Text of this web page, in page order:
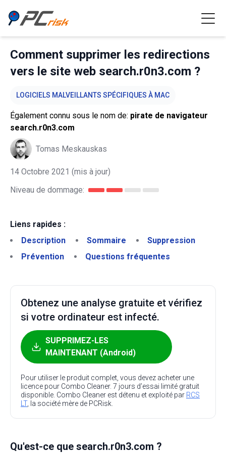
Comment supprimer les redirections
vers le site web search.r0n3.com ?
LOGICIELS MALVEILLANTS SPÉCIFIQUES À MAC
Également connu sous le nom de: pirate de navigateur
search.r0n3.com
Tomas Meskauskas
14 Octobre 2021 (mis à jour)
Niveau de dommage:
Liens rapides :
Description
Sommaire
Suppression
Prévention
Questions fréquentes
Obtenez une analyse gratuite et vérifiez
si votre ordinateur est infecté.
SUPPRIMEZ-LES
MAINTENANT (Android)
Pour utiliser le produit complet, vous devez acheter une
licence pour Combo Cleaner. 7 jours d’essai limité gratuit
disponible. Combo Cleaner est détenu et exploité par RCS
LT, la société mère de PCRisk.
Qu'est-ce que search.r0n3.com ?